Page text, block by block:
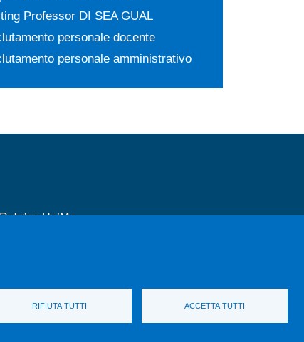
Professor DI SEA GUAL
personale docente
personale amministrativo
RIFIUTA TUTTI ACCETTA TUTTI
UniMe
your mind on cookies